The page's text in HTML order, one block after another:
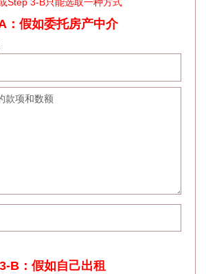
：假如委托房产中介
3-B：假如自己出租